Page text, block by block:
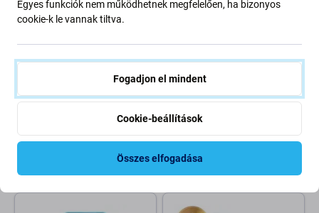
Apple
Apple
Ragasztó LCD Kijelzőhöz
Egyes funkciók nem működhetnek megfelelően, ha bizonyos
cookie-k le vannak tiltva.
Fogadjon el mindent
Cookie-beállítások
Összes elfogadása